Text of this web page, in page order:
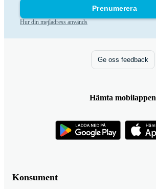
Prenumerera
Hur din mejladress används
Konsument
Ge oss feedback
Hämta mobilappen